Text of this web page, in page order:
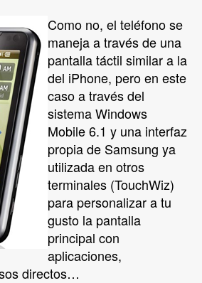
Como no, el teléfono se
maneja a través de una
pantalla táctil similar a la
del iPhone, pero en este
caso a través del
sistema Windows
Mobile 6.1 y una interfaz
propia de Samsung ya
utilizada en otros
terminales (TouchWiz)
para personalizar a tu
gusto la pantalla
principal con
aplicaciones,
directos…